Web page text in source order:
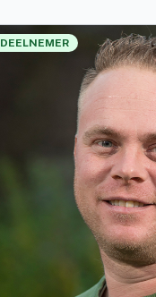
DEELNEMER